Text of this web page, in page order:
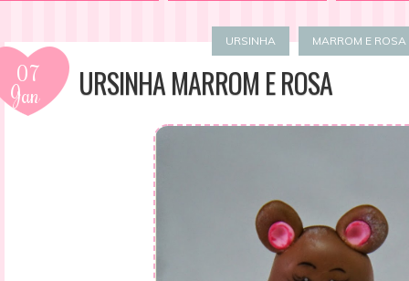
MARROM E ROSA
URSINHA
07
Jan URSINHA MARROM E ROSA